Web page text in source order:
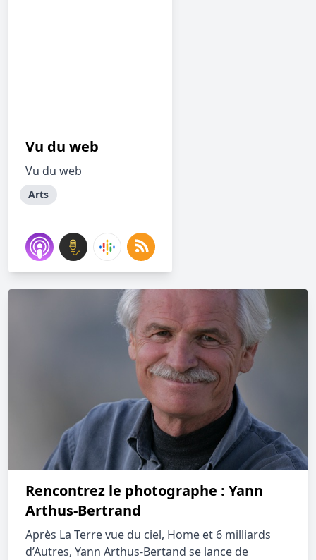
Vu du web
Vu du web
Arts
Rencontrez le photographe : Yann
Arthus-Bertrand
Après La Terre vue du ciel, Home et 6 milliards
d’Autres, Yann Arthus-Bertand se lance de